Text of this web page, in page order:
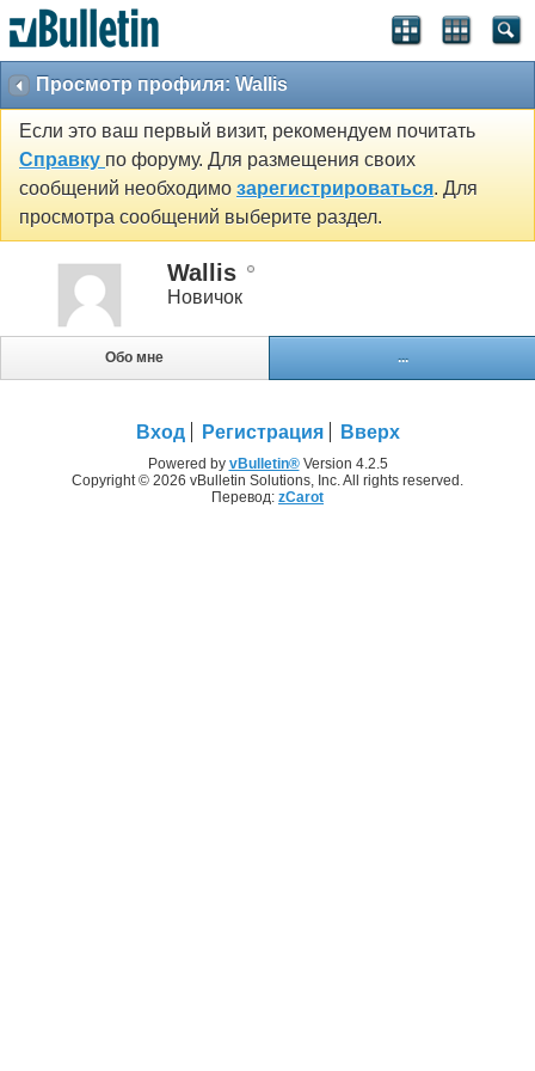
Просмотр профиля: Wallis
Если это ваш первый визит, рекомендуем почитать
Справку по форуму. Для размещения своих
сообщений необходимо зарегистрироваться. Для
просмотра сообщений выберите раздел.
Wallis
Новичок
Обо мне ...
Вход Регистрация Вверх
Powered by vBulletin®Version 4.2.5
Copyright © 2026 vBulletin Solutions, Inc. All rights reserved.
Перевод: zCarot